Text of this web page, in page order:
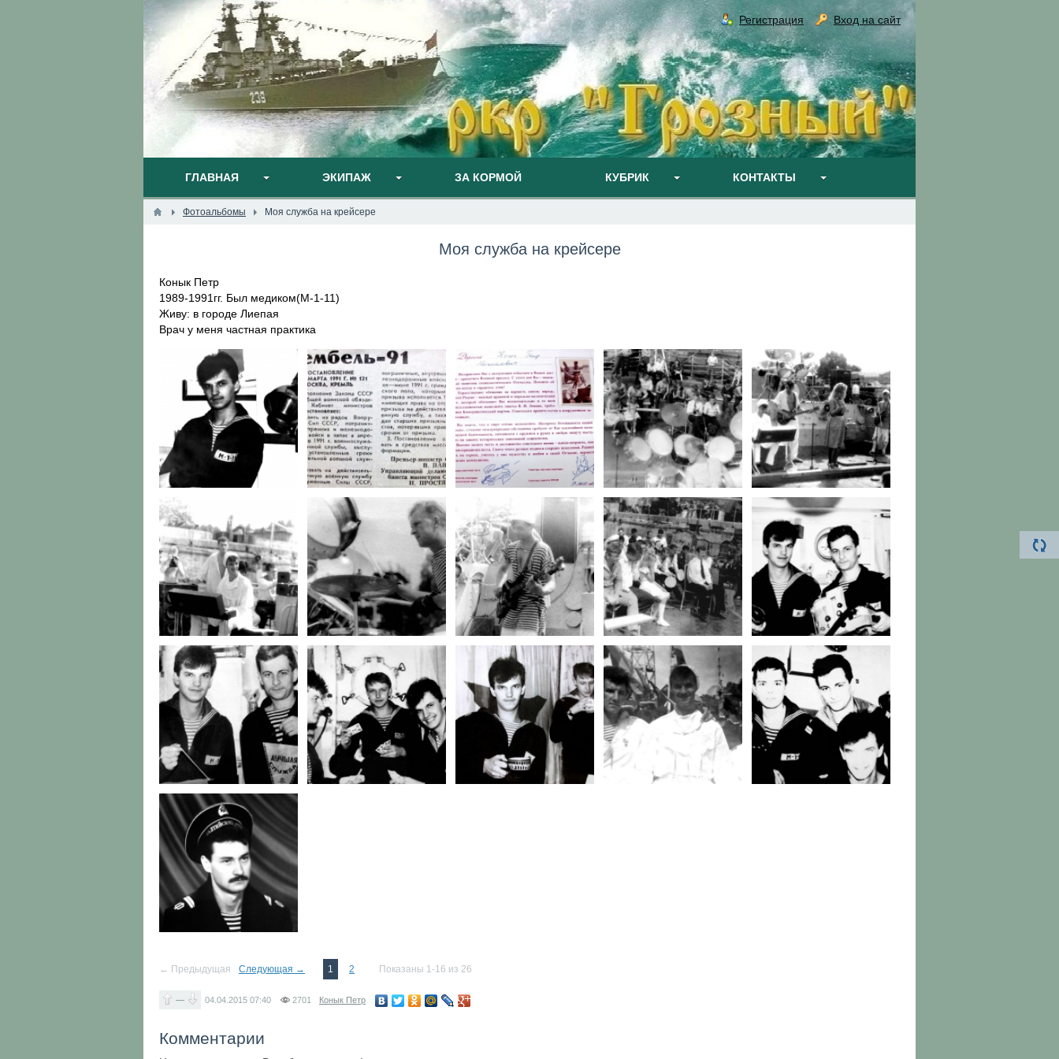
Регистрация Вход на сайт
ГЛАВНАЯ ЭКИПАЖ ЗА КОРМОЙ КУБРИК КОНТАКТЫ
Фотоальбомы Моя служба на крейсере
Моя служба на крейсере
Конык Петр
1989-1991гг. Был медиком(М-1-11)
Живу: в городе Лиепая
Врач у меня частная практика
← Предыдущая Следующая → 1 2 Показаны 1-16 из 26
— 04.04.2015 07:40 2701 Конык Петр
Комментарии